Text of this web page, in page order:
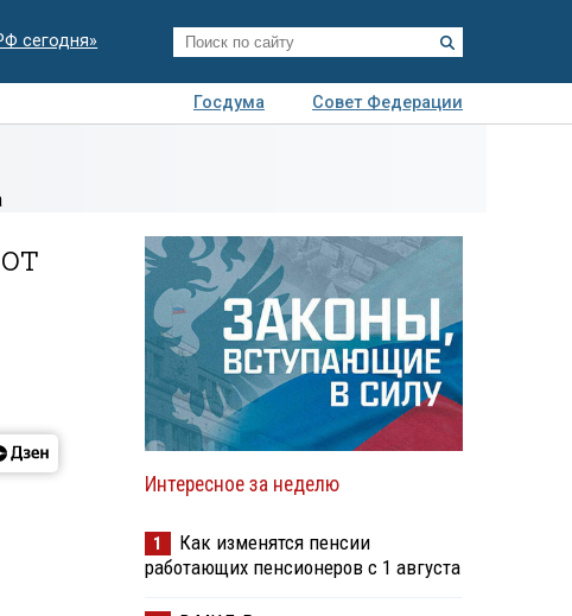
сегодня»
Госдума
Совет Федерации
Интересное за неделю
1
Как изменятся пенсии
работающих пенсионеров с 1 августа